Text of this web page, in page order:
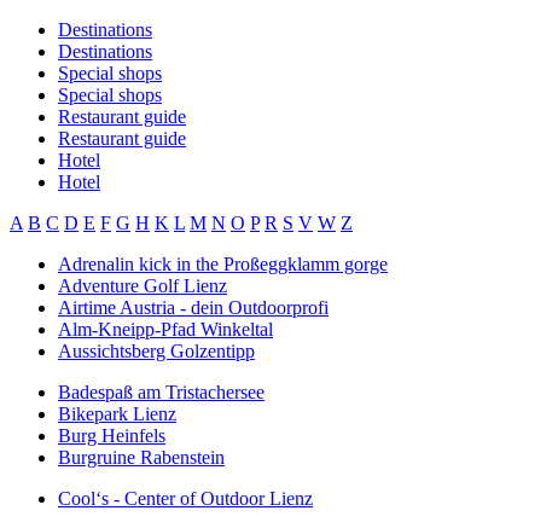
Destinations
Destinations
Special shops
Special shops
Restaurant guide
Restaurant guide
Hotel
Hotel
A B C D E F G H K L M N O P R S V W Z
Adrenalin kick in the Proßeggklamm gorge
Adventure Golf Lienz
Airtime Austria - dein Outdoorprofi
Alm-Kneipp-Pfad Winkeltal
Aussichtsberg Golzentipp
Badespaß am Tristachersee
Bikepark Lienz
Burg Heinfels
Burgruine Rabenstein
Cool‘s - Center of Outdoor Lienz